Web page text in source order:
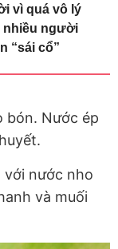
vì quá vô lý
nhiều người
“sái cổ”
bón. Nước ép
với nước nho
và muối